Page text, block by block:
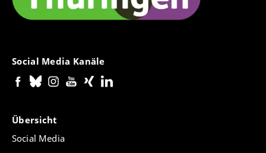
Social Media Kanäle
Übersicht
Social Media